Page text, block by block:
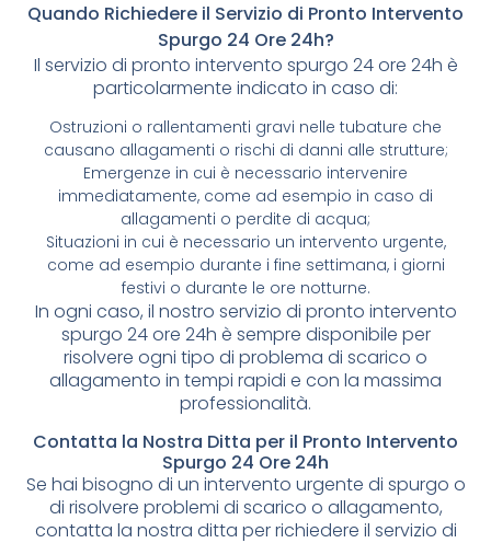
Quando Richiedere il Servizio di Pronto Intervento
Spurgo 24 Ore 24h?
Il servizio di pronto intervento spurgo 24 ore 24h è
particolarmente indicato in caso di:
Ostruzioni o rallentamenti gravi nelle tubature che
causano allagamenti o rischi di danni alle strutture;
Emergenze in cui è necessario intervenire
immediatamente, come ad esempio in caso di
allagamenti o perdite di acqua;
Situazioni in cui è necessario un intervento urgente,
come ad esempio durante i fine settimana, i giorni
festivi o durante le ore notturne.
In ogni caso, il nostro servizio di pronto intervento
spurgo 24 ore 24h è sempre disponibile per
risolvere ogni tipo di problema di scarico o
allagamento in tempi rapidi e con la massima
professionalità.
Contatta la Nostra Ditta per il Pronto Intervento
Spurgo 24 Ore 24h
Se hai bisogno di un intervento urgente di spurgo o
di risolvere problemi di scarico o allagamento,
contatta la nostra ditta per richiedere il servizio di